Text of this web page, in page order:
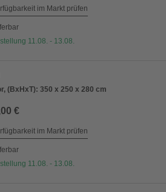
im Markt prüfen
11.08. - 13.08.
(BxHxT): 350 x 250 x 280 cm
€
im Markt prüfen
11.08. - 13.08.